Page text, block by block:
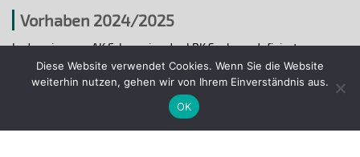
Vorhaben 2024/2025
In den vier vom AK E-Learning der LRK Sachsen definierten
strategischen Handlungsfeldern 2024/25 wurden bis 31.12.2025
ausgewählte E-Learning-Hochschulvorhaben durchgeführt.
Diese Website verwendet Cookies. Wenn Sie die Website
weiterhin nutzen, gehen wir von Ihrem Einverständnis aus.
OK